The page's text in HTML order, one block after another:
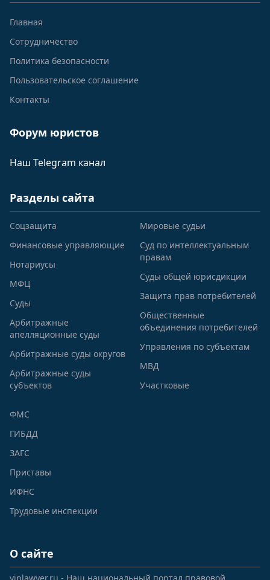
Главная
Сотрудничество
Политика безопасности
Пользовательское соглашение
Контакты
Форум юристов
Наш Telegram канал
Разделы сайта
Соцзащита
Финансовые управляющие
Нотариусы
МФЦ
Суды
Арбитражные
апелляционные суды
Арбитражные суды округов
Арбитражные суды
субъектов
Мировые судьи
Суд по интеллектуальным
правам
Суды общей юрисдикции
Защита прав потребителей
Общественные
объединения потребителей
Управления по субъектам
МВД
Участковые
ФМС
ГИБДД
ЗАГС
Приставы
ИФНС
Трудовые инспекции
О сайте